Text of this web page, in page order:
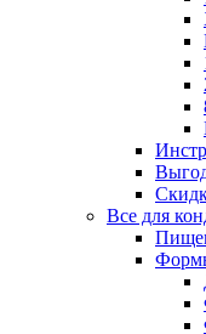
Все для